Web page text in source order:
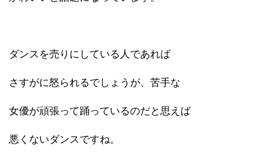
ダンスを売りにしている人であれば
さすがに怒られるでしょうが、苦手な
女優が頑張って踊っているのだと思えば
悪くないダンスですね。